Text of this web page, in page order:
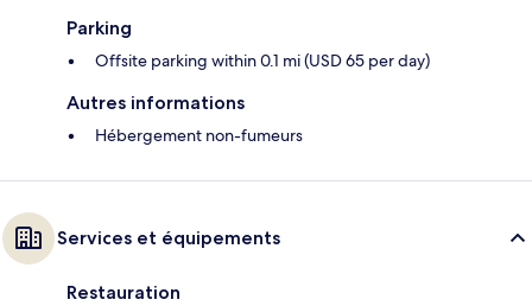
Parking
Offsite parking within 0.1 mi (USD 65 per day)
Autres informations
Hébergement non-fumeurs
Services et équipements
Restauration